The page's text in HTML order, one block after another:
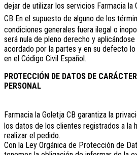
dejar de utilizar los servicios Farmacia la
CB En el supuesto de alguno de los
condiciones generales fuera ilegal o
será nula de pleno derecho y aplicándose
acordado por la partes y en su defecto
en el Código Civil Español.
PROTECCIÓN DE DATOS DE CARÁCTER
PERSONAL
Farmacia la Goletja CB garantiza la
los datos de los clientes registrados a la
realizar el pedido.
Con la Ley Orgánica de Protección de